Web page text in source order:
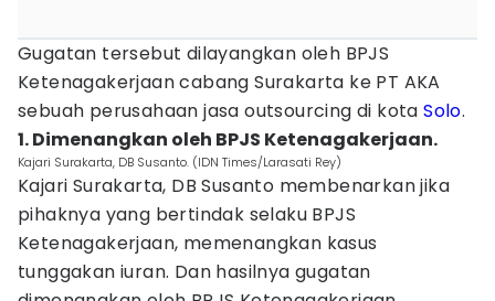
Gugatan tersebut dilayangkan oleh BPJS
Ketenagakerjaan cabang Surakarta ke PT AKA
sebuah perusahaan jasa outsourcing di kotaSolo.
1. Dimenangkan oleh BPJS Ketenagakerjaan.
Kajari Surakarta, DB Susanto. (IDN Times/Larasati Rey)
Kajari Surakarta, DB Susanto membenarkan jika
pihaknya yang bertindak selaku BPJS
Ketenagakerjaan, memenangkan kasus
tunggakan iuran. Dan hasilnya gugatan